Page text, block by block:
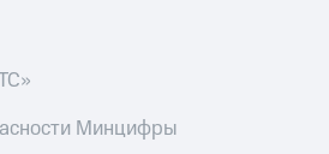
Минцифры